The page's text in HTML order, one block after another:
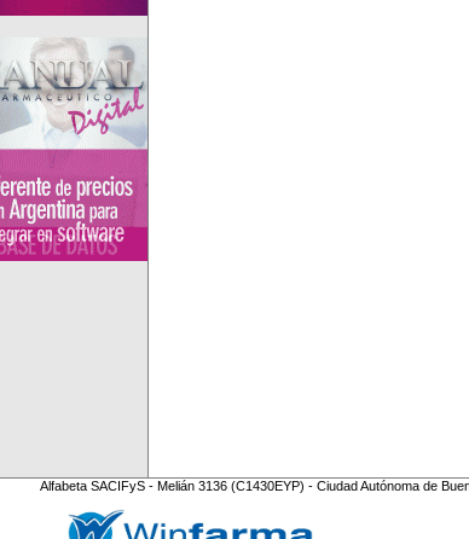
Alfabeta SACIFyS - Melián 3136 (C1430EYP) - Ciudad Autónoma de